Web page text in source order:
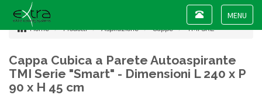
Toggle
Toggle
navigation
Home Prodotti Aspirazione Cappe TMI SRL
Cappa Cubica a Parete Autoaspirante
TMI Serie "Smart" - Dimensioni L 240 x P
90 x H 45 cm